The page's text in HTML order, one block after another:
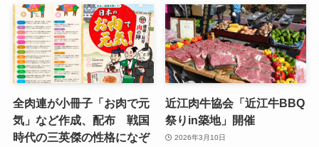
全肉連が小冊子「お肉で元
気」など作成、配布 戦国
時代の三英傑の性格になぞ
近江肉牛協会「近江牛BBQ
祭りin築地」開催
2026年3月10日